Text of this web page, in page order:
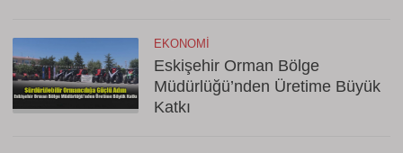
EKONOMI
Eskişehir Orman Bölge
Müdürlüğü’nden Üretime Büyük
Katkı